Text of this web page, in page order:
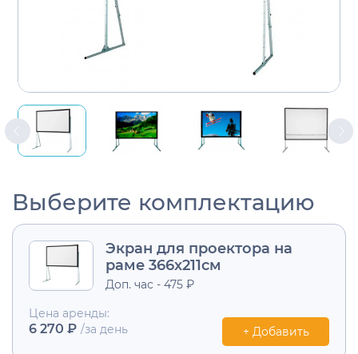
Выберите комплектацию
Экран для проектора на
раме 366х211см
Доп. час - 475 ₽
Цена аренды:
6 270 ₽ /за день + Добавить